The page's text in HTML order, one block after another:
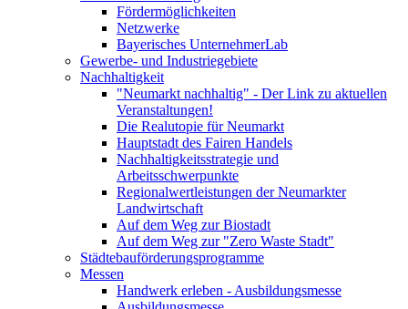
Fördermöglichkeiten
Netzwerke
Bayerisches UnternehmerLab
Gewerbe- und Industriegebiete
Nachhaltigkeit
"Neumarkt nachhaltig" - Der Link zu aktuellen
Veranstaltungen!
Die Realutopie für Neumarkt
Hauptstadt des Fairen Handels
Nachhaltigkeitsstrategie und
Arbeitsschwerpunkte
Regionalwertleistungen der Neumarkter
Landwirtschaft
Auf dem Weg zur Biostadt
Auf dem Weg zur "Zero Waste Stadt"
Städtebauförderungsprogramme
Messen
Handwerk erleben - Ausbildungsmesse